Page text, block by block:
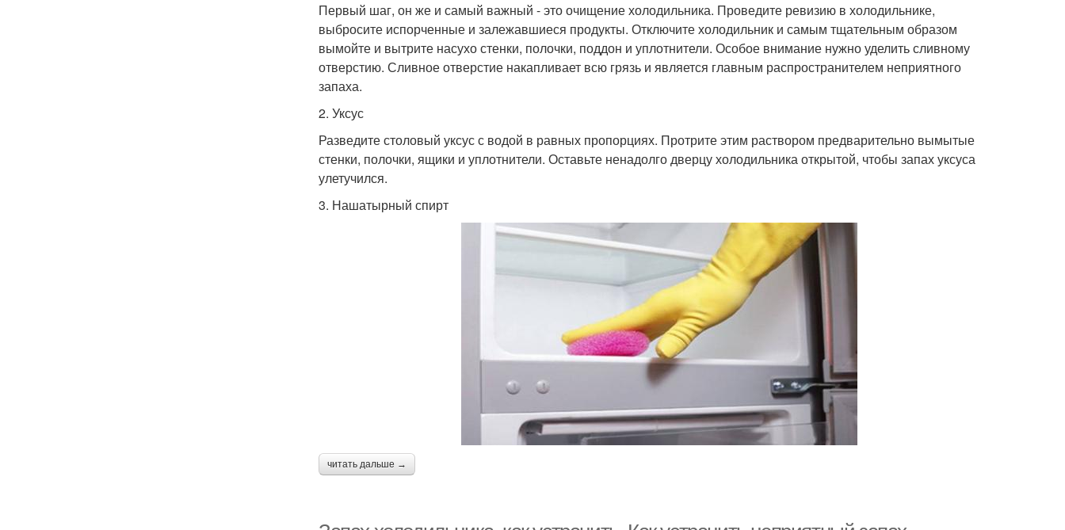
Первый шаг, он же и самый важный - это очищение холодильника. Проведите ревизию в холодильнике,
выбросите испорченные и залежавшиеся продукты. Отключите холодильник и самым тщательным образом
вымойте и вытрите насухо стенки, полочки, поддон и уплотнители. Особое внимание нужно уделить сливному
отверстию. Сливное отверстие накапливает всю грязь и является главным распространителем неприятного
запаха.
2. Уксус
Разведите столовый уксус с водой в равных пропорциях. Протрите этим раствором предварительно вымытые
стенки, полочки, ящики и уплотнители. Оставьте ненадолго дверцу холодильника открытой, чтобы запах уксуса
улетучился.
3. Нашатырный спирт
читать дальше →